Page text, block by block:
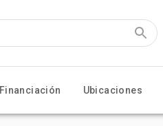
Financiación Ubicaciones